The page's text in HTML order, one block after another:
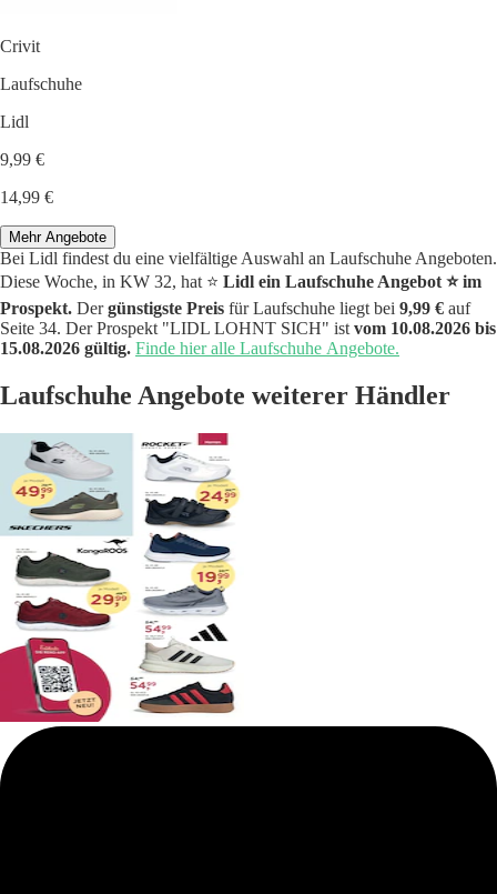
Crivit
Laufschuhe
Lidl
9,99 €
14,99 €
Mehr Angebote
Bei Lidl findest du eine vielfältige Auswahl an Laufschuhe Angeboten.
Diese Woche, in KW 32, hat ⭐️ Lidl ein Laufschuhe Angebot ⭐️ im
Prospekt. Dergünstigste Preis für Laufschuhe liegt bei 9,99 € auf
Seite 34. Der Prospekt "LIDL LOHNT SICH" ist vom 10.08.2026 bis
15.08.2026 gültig. Finde hier alle Laufschuhe Angebote.
Laufschuhe Angebote weiterer Händler